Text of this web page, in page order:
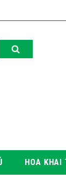
HOA KHAI